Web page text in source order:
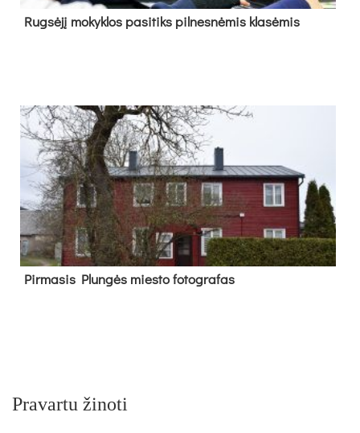
Rug­sė­jį mo­kyk­los pa­si­tiks pil­nes­nė­mis kla­sė­mis
Pir­ma­sis Plun­gės mies­to fo­tog­ra­fas
Pravartu žinoti